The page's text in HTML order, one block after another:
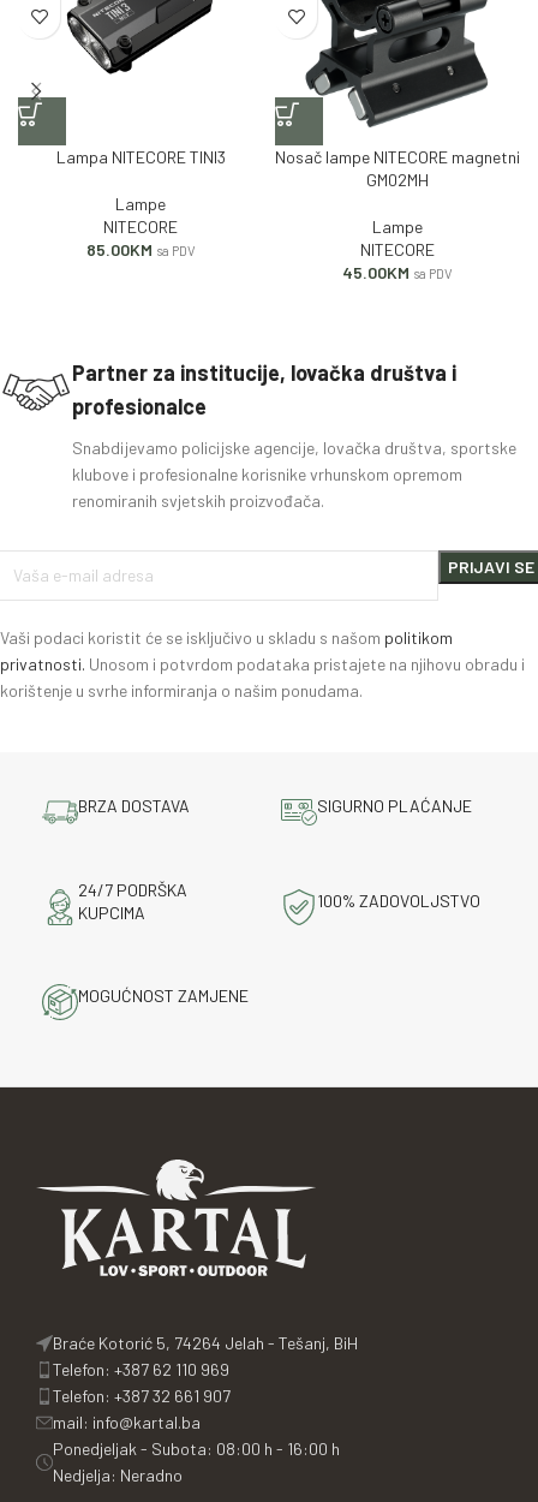
Lampa NITECORE TINI3
Lampe
NITECORE
85.00KM sa PDV
Nosač lampe NITECORE magnetni
GM02MH
Lampe
NITECORE
45.00KM sa PDV
Partner za institucije, lovačka društva i
profesionalce
Snabdijevamo policijske agencije, lovačka društva, sportske
klubove i profesionalne korisnike vrhunskom opremom
renomiranih svjetskih proizvođača.
Vaši podaci koristit će se isključivo u skladu s našom politikom
privatnosti. Unosom i potvrdom podataka pristajete na njihovu obradu i
korištenje u svrhe informiranja o našim ponudama.
BRZA DOSTAVA SIGURNO PLAĆANJE
24/7 PODRŠKA
KUPCIMA
100% ZADOVOLJSTVO
MOGUĆNOST ZAMJENE
Braće Kotorić 5, 74264 Jelah - Tešanj, BiH
Telefon: +387 62 110 969
Telefon: +387 32 661 907
mail: info@kartal.ba
Ponedjeljak - Subota: 08:00 h - 16:00 h
Nedjelja: Neradno